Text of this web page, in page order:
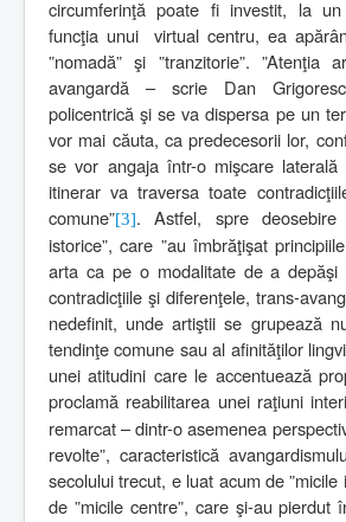
circumferinţă poate fi investit, la
funcţia unui
virtual centru, ea
”nomadă” şi ”tranzitorie”. ”Atenţia
avangardă – scrie Dan
policentrică şi se va dispersa pe un
vor mai căuta, ca predecesorii lor,
se vor angaja într-o mişcare
itinerar va traversa toate
comune”[3]. Astfel, spre deosebire
istorice”, care ”au îmbrăţişat
arta ca pe o modalitate de a
contradicţiile şi diferenţele, trans-
nedefinit, unde artiştii se grupează
tendinţe comune sau al afinităţilor
unei atitudini care le accentuează
proclamă reabilitarea unei raţiuni
remarcat – dintr-o asemenea
revolte”, caracteristică
secolului trecut, e luat acum de ”micile
de ”micile centre”, care şi-au pierdut